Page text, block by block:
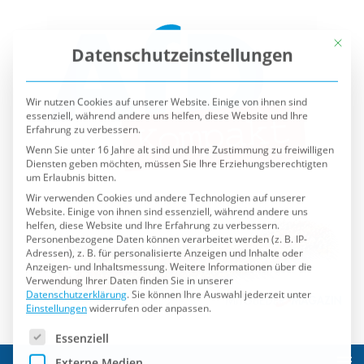
Wir nutzen Cookies auf unserer Website. Einige von ihnen sind
essenziell, während andere uns helfen, diese Website und Ihre
Erfahrung zu verbessern.
Wenn Sie unter 16 Jahre alt sind und Ihre Zustimmung zu freiwilligen
Diensten geben möchten, müssen Sie Ihre Erziehungsberechtigten
um Erlaubnis bitten.
Wir verwenden Cookies und andere Technologien auf unserer
Website. Einige von ihnen sind essenziell, während andere uns
helfen, diese Website und Ihre Erfahrung zu verbessern.
Personenbezogene Daten können verarbeitet werden (z. B. IP-
Adressen), z. B. für personalisierte Anzeigen und Inhalte oder
Anzeigen- und Inhaltsmessung.Weitere Informationen über die
Verwendung Ihrer Daten finden Sie in unserer
Datenschutzerklärung. Sie können Ihre Auswahl jederzeit unter
Einstellungenwiderrufen oder anpassen.
Es folgt eine Liste der Service-Gruppen, für die eine
Externe Medien